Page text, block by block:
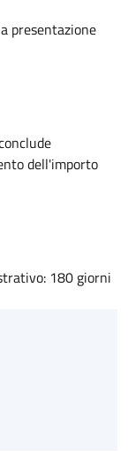
presentazione
dell'importo
180 giorni